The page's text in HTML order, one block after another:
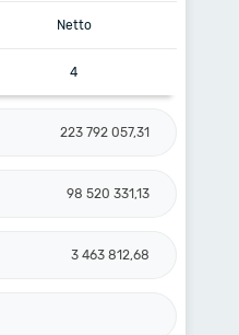
Netto
4
223 792 057,31
98 520 331,13
3 463 812,68